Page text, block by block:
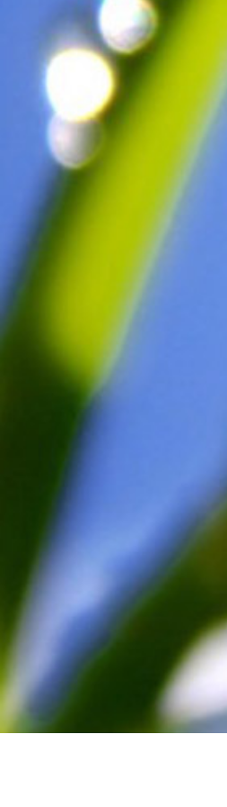
影響很大。☆節氣小漁夫在這
個時節，台灣周圍的海域大多
佈滿暖水魚群，如：東北海域
有魷魚，基隆外海有小卷、赤
宗，彰化海域則有黃鰭鯛等漁
獲。這些都是漁夫們漁獲的重
點海域喔！不過，夏天吃海鮮
除了享受美味之外，一定要相
當重視保鮮和衛生的問題，因
為溫度太高容易發生食物腐
化、變質的問題。若是吃了不
新鮮、不乾淨的東西，可是會
生病的喲！☆節氣小園丁有句
話說「大暑吃鳳梨」，表示這
甜美，是品嚐的好時機喔！鳳
梨不僅是水果，它也被當成烹
口。鳳梨的閩南語發音和「旺
來」雷同，所以也被用來作為
祈求平安吉祥、生意興隆的象
重要的民俗節慶首推農曆六月
曆六月十五日是全年的一半，
所以在這一天拜完神明後，全
家會一起吃「半年圓」，而
「半年圓」是用糯米磨成粉再
和上紅麵搓成的，大多會煮成
甜食來品嚐，象徵意義是團圓
與甜蜜喔！☆節氣俗諺1.「大
暑熱不透，大水風颱到」這句
俗諺的意思是：大暑這一天如
果不熱，就表示氣候不順，今
年內必須特別注意水災或風
災，以免影響到農作物的收成
喔！2.「熱在大小暑，好有雷
陣雨」這句俗諺的意思是：
大、小暑時節，炎夏天氣常常